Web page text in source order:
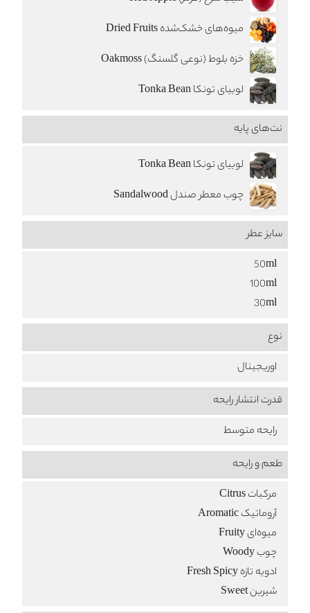
میوه‌های خشک‌شده Dried Fruits
خزه بلوط (نوعی گلسنگ) Oakmoss
لوبیای تونکا Tonka Bean
نت‌های پایه
لوبیای تونکا Tonka Bean
چوب معطر صندل Sandalwood
سایز عطر
50ml
100ml
30ml
نوع
اوریجینال
قدرت انتشار رایحه
رایحه متوسط
طعم‌ و رایحه
مرکبات Citrus
آروماتیک Aromatic
میوه‌ای Fruity
چوب Woody
ادویه تازه Fresh Spicy
شیرین Sweet